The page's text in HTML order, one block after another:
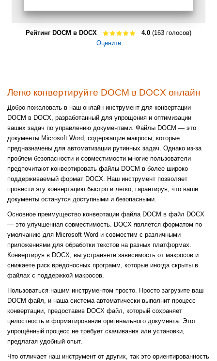
Рейтинг DOCM в DOCX 4.0 (163 голосов)
Оцените
Легко конвертируйте DOCM в DOCX онлайн
Добро пожаловать в наш онлайн инструмент для конвертации
DOCM в DOCX, разработанный для упрощения и оптимизации
ваших задач по управлению документами. Файлы DOCM — это
документы Microsoft Word, содержащие макросы, которые
предназначены для автоматизации рутинных задач. Однако из-за
проблем безопасности и совместимости многие пользователи
предпочитают конвертировать файлы DOCM в более широко
поддерживаемый формат DOCX. Наш инструмент позволяет
провести эту конвертацию быстро и легко, гарантируя, что ваши
документы останутся доступными и безопасными.
Основное преимущество конвертации файла DOCM в файл DOCX
— это улучшенная совместимость. DOCX является форматом по
умолчанию для Microsoft Word и совместим с различными
приложениями для обработки текстов на разных платформах.
Конвертируя в DOCX, вы устраняете зависимость от макросов и
снижаете риск вредоносных программ, которые иногда скрыты в
файлах с поддержкой макросов.
Пользоваться нашим инструментом просто. Просто загрузите ваш
DOCM файл, и наша система автоматически выполнит процесс
конвертации, предоставив DOCX файл, который сохраняет
целостность и форматирование оригинального документа. Этот
упрощённый процесс не требует скачивания или установки,
предлагая удобный опыт.
Что отличает наш инструмент от других, так это ориентированность